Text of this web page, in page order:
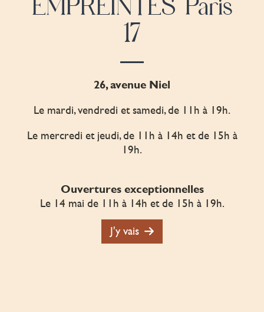
17
26, avenue Niel
Le mardi, vendredi et samedi, de 11h à 19h.
Le mercredi et jeudi, de 11h à 14h et de 15h à
19h.
Ouvertures exceptionnelles
Le 14 mai de 11h à 14h et de 15h à 19h.
J'y vais